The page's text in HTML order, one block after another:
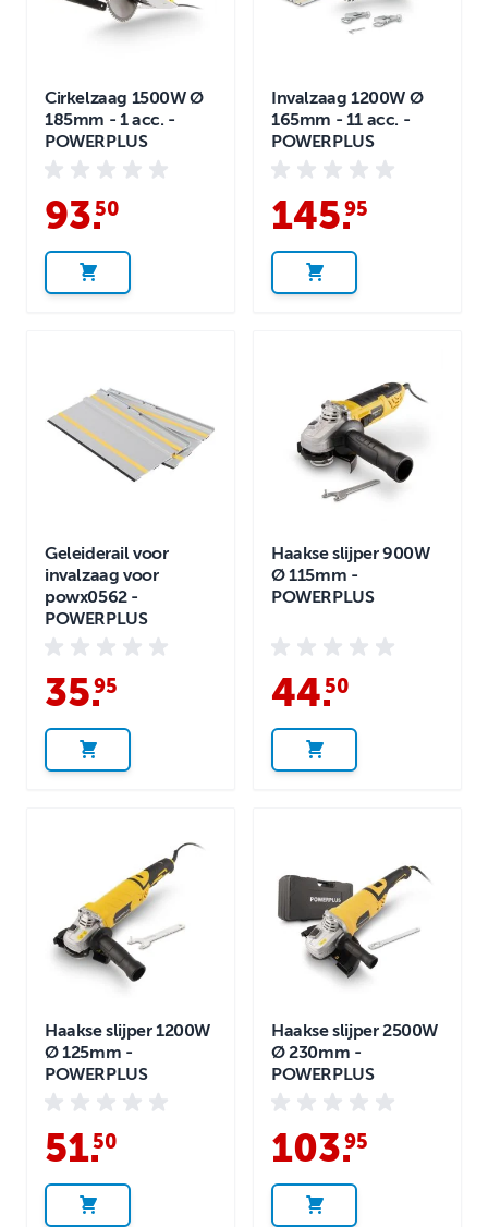
Cirkelzaag 1500W Ø
185mm - 1 acc. -
POWERPLUS
93.
50
Invalzaag 1200W Ø
165mm - 11 acc. -
POWERPLUS
145.
95
Geleiderail voor
invalzaag voor
powx0562 -
POWERPLUS
35.
95
Haakse slijper 900W
Ø 115mm -
POWERPLUS
44.
50
Haakse slijper 1200W
Ø 125mm -
POWERPLUS
51.
50
Haakse slijper 2500W
Ø 230mm -
POWERPLUS
103.
95